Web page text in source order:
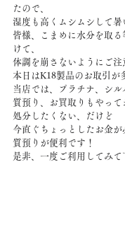
たので、
湿度も高くムシムシして暑
皆様、こまめに水分を取
けて、
体調を崩さないようにご注
本日はK18製品のお取引が
当店では、プラチナ、シル
質預り、お買取りもやって
処分したくない、だけど
今直ぐちょっとしたお金が
質預りが便利です！
是非、一度ご利用してみて